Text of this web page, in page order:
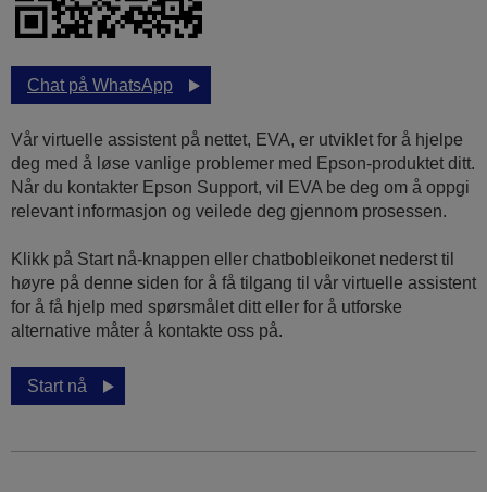
Chat på WhatsApp
Vår virtuelle assistent på nettet, EVA, er utviklet for å hjelpe
deg med å løse vanlige problemer med Epson-produktet ditt.
Når du kontakter Epson Support, vil EVA be deg om å oppgi
relevant informasjon og veilede deg gjennom prosessen.
Klikk på Start nå-knappen eller chatbobleikonet nederst til
høyre på denne siden for å få tilgang til vår virtuelle assistent
for å få hjelp med spørsmålet ditt eller for å utforske
alternative måter å kontakte oss på.
Start nå